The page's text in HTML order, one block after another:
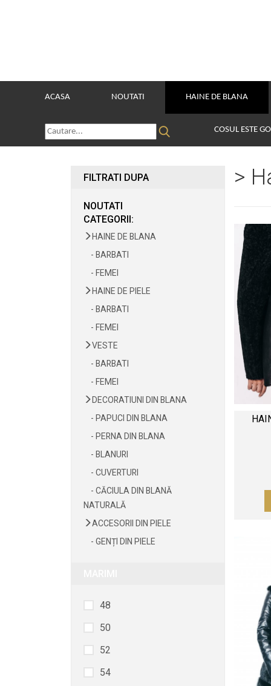
ACASA NOUTATI HAINE DE BLANA
COSUL ESTE
FILTRATI DUPA
NOUTATI
CATEGORII:
HAINE DE BLANA
- BARBATI
- FEMEI
HAINE DE PIELE
- BARBATI
- FEMEI
VESTE
- BARBATI
- FEMEI
DECORATIUNI DIN BLANA
- PAPUCI DIN BLANA
- PERNA DIN BLANA
- BLANURI
- CUVERTURI
- CĂCIULA DIN BLANĂ
NATURALĂ
ACCESORII DIN PIELE
- GENȚI DIN PIELE
48
50
52
54
>